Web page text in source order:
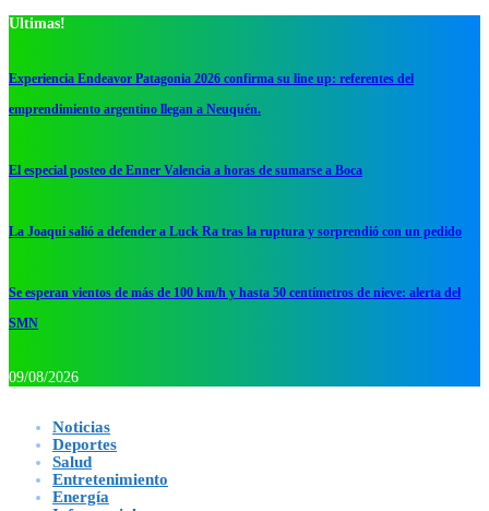
Ultimas!
Experiencia Endeavor Patagonia 2026 confirma su line up: referentes del
emprendimiento argentino llegan a Neuquén.
El especial posteo de Enner Valencia a horas de sumarse a Boca
La Joaqui salió a defender a Luck Ra tras la ruptura y sorprendió con un pedido
Se esperan vientos de más de 100 km/h y hasta 50 centímetros de nieve: alerta del
SMN
09/08/2026
Noticias
Deportes
Salud
Entretenimiento
Energía